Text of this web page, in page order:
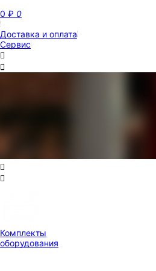
0 ₽ 0
Доставка и оплата
Сервис
Комплекты
оборудования